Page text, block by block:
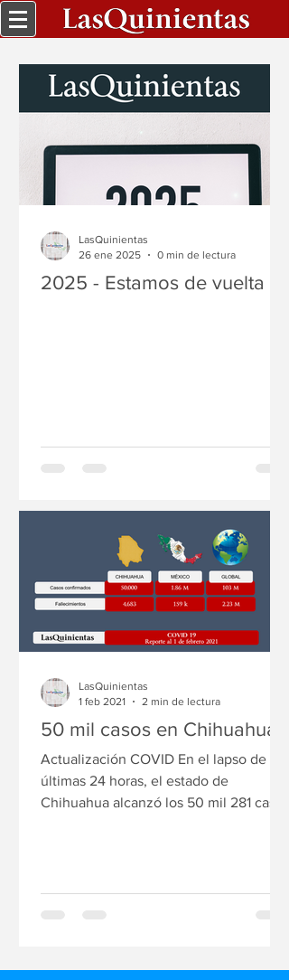
2025 - Estamos de vuelta
LasQuinientas
26 ene 2025
0 min de lectura
50 mil casos en Chihuahua
Actualización COVID En el lapso de las
últimas 24 horas, el estado de
Chihuahua alcanzó los 50 mil 281 casos
LasQuinientas
1 feb 2021
2 min de lectura